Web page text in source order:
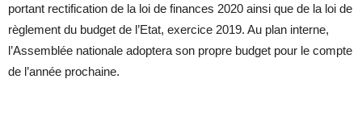
portant rectification de la loi de finances 2020 ainsi que de la loi de
règlement du budget de l’Etat, exercice 2019. Au plan interne,
l’Assemblée nationale adoptera son propre budget pour le compte
de l’année prochaine.